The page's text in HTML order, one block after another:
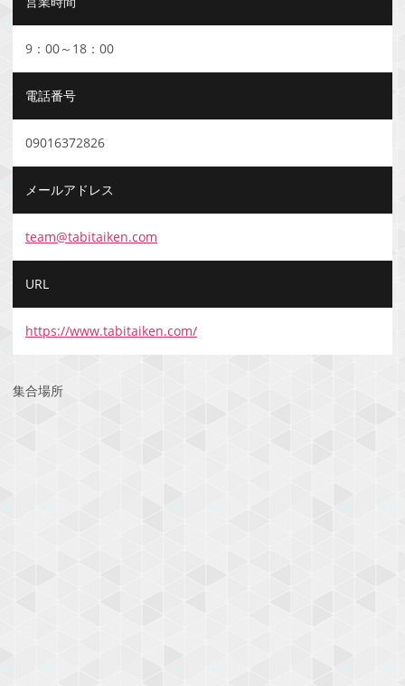
9：00～18：00
電話番号
09016372826
メールアドレス
team@tabitaiken.com
URL
https://www.tabitaiken.com/
集合場所